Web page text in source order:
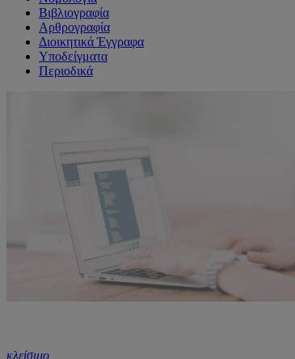
Βιβλιογραφία
Αρθρογραφία
Διοικητικά Έγγραφα
Υποδείγματα
Περιοδικά
κλείσιμο